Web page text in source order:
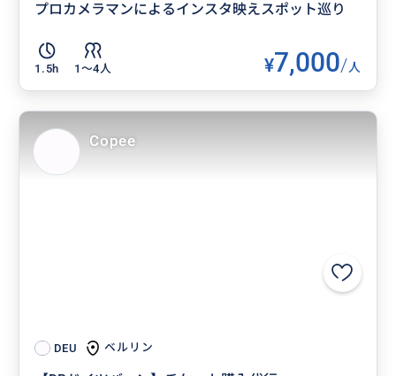
プロカメラマンによるインスタ映えスポット巡り
1.5h 1〜4人 ¥7,000/人
DEU ベルリン
Copee